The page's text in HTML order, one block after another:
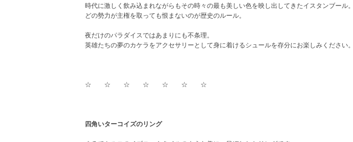
時代に激しく飲み込まれながらもその時々の最も美しい色を映し出してきたイスタンブール。
どの勢力が主権を取っても恨まないのが歴史のルール。
夜だけのパラダイスではあまりにも不条理。
英雄たちの夢のカケラをアクセサリーとして身に着けるシュールを存分にお楽しみください。
☆ ☆ ☆ ☆ ☆ ☆ ☆
四角いターコイズのリング